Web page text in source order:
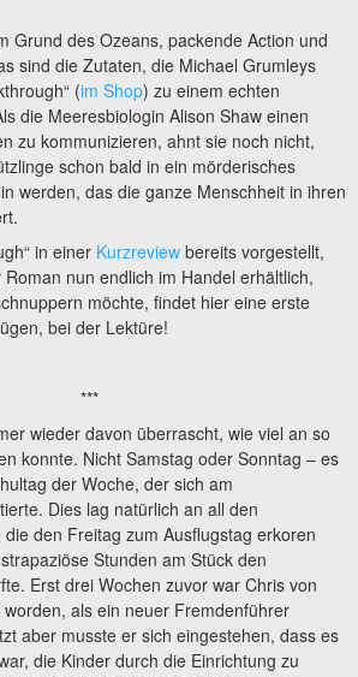
Grund des Ozeans, packende Action und
sind die Zutaten, die Michael Grumleys
(im Shop) zu einem echten
die Meeresbiologin Alison Shaw einen
zu kommunizieren, ahnt sie noch nicht,
schon bald in ein mörderisches
werden, das die ganze Menschheit in ihren
in einer Kurzreview bereits vorgestellt,
nun endlich im Handel erhältlich,
möchte, findet hier eine erste
bei der Lektüre!
***
wieder davon überrascht, wie viel an so
konnte. Nicht Samstag oder Sonntag – es
der Woche, der sich am
Dies lag natürlich an all den
den Freitag zum Ausflugstag erkoren
Stunden am Stück den
Erst drei Wochen zuvor war Chris von
als ein neuer Fremdenführer
aber musste er sich eingestehen, dass es
die Kinder durch die Einrichtung zu